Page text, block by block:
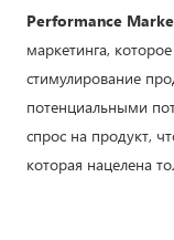
Performance
маркетинга,
стимулирование
потенциальными
спрос на продукт,
которая нацелена